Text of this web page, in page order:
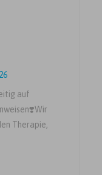
auf
Therapie,